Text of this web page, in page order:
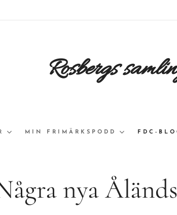
Rosbergs
MIN FRIMÄRKSPODD FDC-
nya